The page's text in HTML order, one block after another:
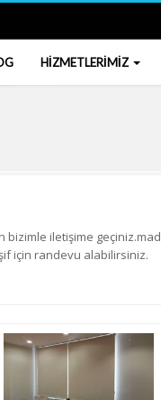
HİZMETLERİMİZ
bizimle iletişime
için randevu alabilirsiniz.